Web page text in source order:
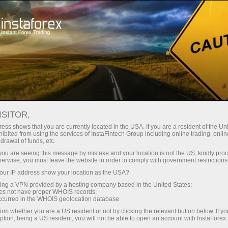
انسٹا فاریکس کے ساتھ، آپ
حاصل کرتے ہیں: 1:5000 تک کا فائدہ،
مارکیٹ میں کچھ بہترین اسپریڈز اور
کمیشنز، اور ٹریڈنگ اسٹاک اور انڈیکس
کے لیے فائدہ مند حالات۔
مختصر
30% بونس
ہر ڈیپازٹ پر
رفتار
تجارت اور ہائی ویز پر
shows that you are currently located in the USA. If you are a resident of the
from using the services of InstaFintech Group including online trading,
of funds, etc.
are seeing this message by mistake and your location is not the US, kindly
you must leave the website in order to comply with government
IP address show your location as the USA?
a VPN provided by a hosting company based in the United States;
not have proper WHOIS records;
in the WHOIS geolocation database.
whether you are a US resident or not by clicking the relevant button below. If
being a US resident, you will not be able to open an account with InstaForex